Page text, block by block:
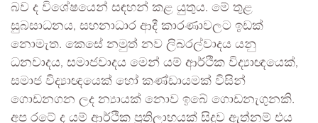
බව ද විශේෂයෙන් සඳහන් කළ යුතුය. මේ තුළ
සුබසාධනය, සහනාධාර ආදී කාරණාවලට ඉඩක්
නොමැත. කෙසේ නමුත් නව ලිබරල්වාදය යනු
ධනවාදය, සමාජවාදය මෙන් යම් ආර්ථික විද්‍යාඥයෙක්,
සමාජ විද්‍යාඥයෙක් හෝ කණ්ඩායමක් විසින්
ගොඩනගන ලද න්‍යායක් නොව ඉබේ ගොඩනැගුනකි.
අප රටේ ද යම් ආර්ථික ප්‍රතිලාභයක් සිදුව ඇත්නම් එය